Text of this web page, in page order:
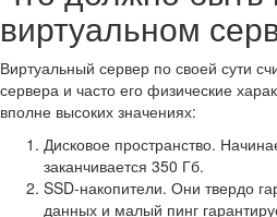
виртуальном
Виртуальный сервер по своей сути
сервера и часто его физические
вполне высоких значениях:
Дисковое пространство.
заканчивается 350 Гб.
SSD-накопители. Они твердо
данных и малый пинг